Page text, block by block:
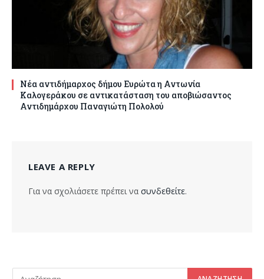
Νέα αντιδήμαρχος δήμου Ευρώτα η Αντωνία
Καλογεράκου σε αντικατάσταση του αποβιώσαντος
Αντιδημάρχου Παναγιώτη Πολολού
LEAVE A REPLY
Για να σχολιάσετε πρέπει να συνδεθείτε.